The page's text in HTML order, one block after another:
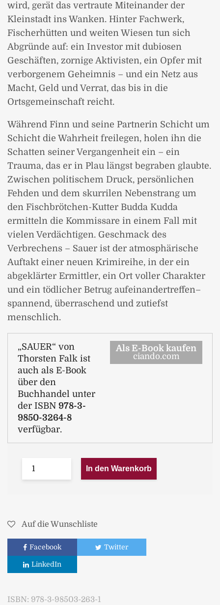
wird, gerät das vertraute Miteinander der
Kleinstadt ins Wanken. Hinter Fachwerk,
Fischerhütten und weiten Wiesen tun sich
Abgründe auf: ein Investor mit dubiosen
Geschäften, zornige Aktivisten, ein Opfer mit
verborgenem Geheimnis – und ein Netz aus
Macht, Geld und Verrat, das bis in die
Ortsgemeinschaft reicht.
Während Finn und seine Partnerin Schicht um
Schicht die Wahrheit freilegen, holen ihn die
Schatten seiner Vergangenheit ein – ein
Trauma, das er in Plau längst begraben glaubte.
Zwischen politischem Druck, persönlichen
Fehden und dem skurrilen Nebenstrang um
den Fischbrötchen-Kutter Budda Kudda
ermitteln die Kommissare in einem Fall mit
vielen Verdächtigen. Geschmack des
Verbrechens – Sauer ist der atmosphärische
Auftakt einer neuen Krimireihe, in der ein
abgeklärter Ermittler, ein Ort voller Charakter
und ein tödlicher Betrug aufeinandertreffen–
spannend, überraschend und zutiefst
menschlich.
„SAUER“ von
Thorsten Falk ist
auch als E-Book
über den
Buchhandel unter
der ISBN 978-3-
9850-3264-8
verfügbar.
Als E-Book kaufen
ciando.com
In den Warenkorb
Auf die Wunschliste
Facebook Twitter
LinkedIn
ISBN: 978-3-98503-263-1